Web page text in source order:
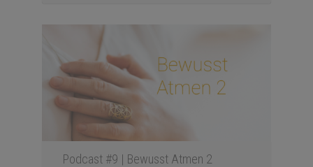
Podcast #9 | Bewusst Atmen 2